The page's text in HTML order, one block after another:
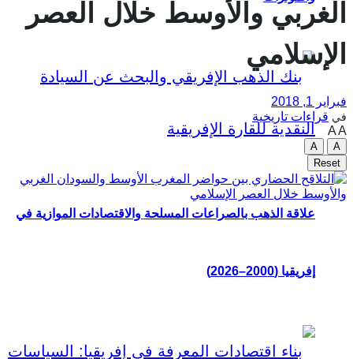
علاقة الذهب بالصراعات المسلحة والاقتصادات الموازية في
إفريقيا (2000–2026)
الغربي والأوسط خلال العصر
الإسلامي
فبراير 1, 2018
في قراءات تاريخية
AA
A
A
Reset